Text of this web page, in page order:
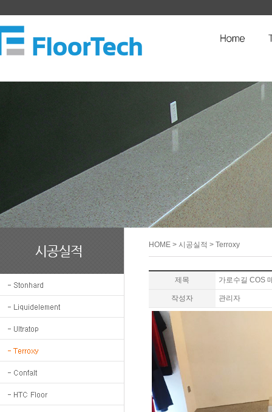
HOME > 시공실적 > Terroxy
제목 가로수길 COS
작성자 관리자